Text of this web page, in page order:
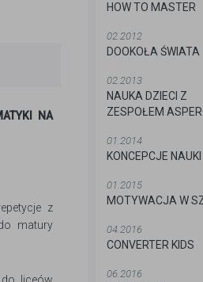
NA
z
matury
HOW TO MASTER
02.2012
DOOKOŁA ŚWIATA
02.2013
NAUKA DZIECI Z
ZESPOŁEM
01.2014
KONCEPCJE NAUKI
01.2015
MOTYWACJA W
04.2016
CONVERTER KIDS
06.2016